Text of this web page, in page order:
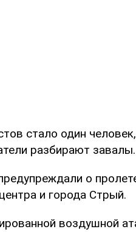
стало один
разбирают завалы.
о
и города Стрый.
воздушной